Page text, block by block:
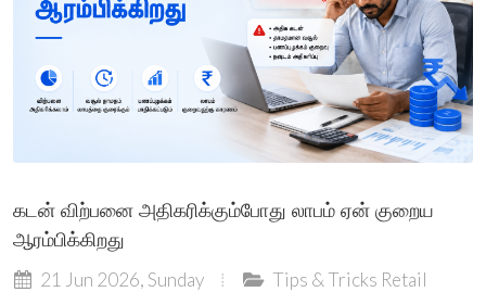
கடன் விற்பனை அதிகரிக்கும்போது லாபம் ஏன் குறைய
ஆரம்பிக்கிறது
21 Jun 2026, Sunday Tips & Tricks Retail